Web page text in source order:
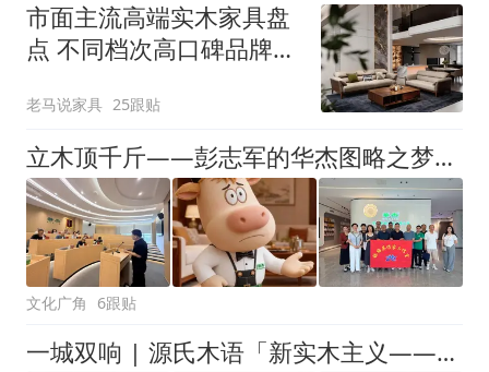
市面主流高端实木家具盘
点 不同档次高口碑品牌特
老马说家具 25跟贴
立木顶千斤——彭志军的华杰图略之梦‖张梅英‖报告文学
文化广角 6跟贴
一城双响 | 源氏木语「新实木主义——黑标生活提案」发布会落地天津，黑标旗舰店盛大启幕